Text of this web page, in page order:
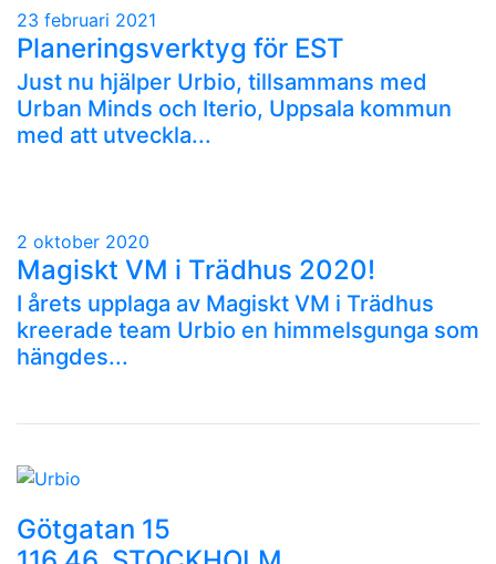
23 februari 2021
Planeringsverktyg för EST
Just nu hjälper Urbio, tillsammans med
Urban Minds och Iterio, Uppsala kommun
med att utveckla...
2 oktober 2020
Magiskt VM i Trädhus 2020!
I årets upplaga av Magiskt VM i Trädhus
kreerade team Urbio en himmelsgunga som
hängdes...
Götgatan 15